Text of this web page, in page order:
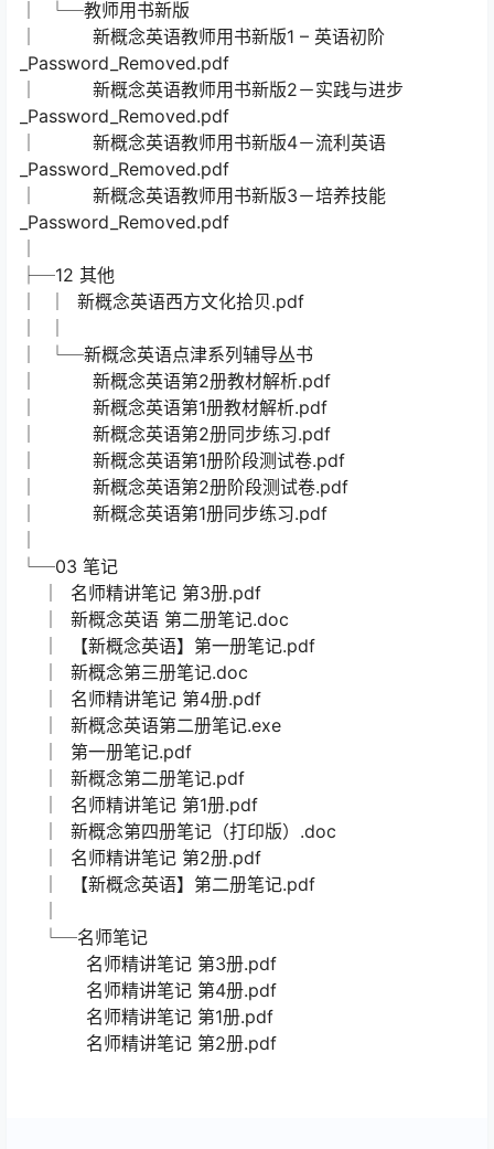
│ └─教师用书新版
│ 新概念英语教师用书新版1 – 英语初阶
_Password_Removed.pdf
│ 新概念英语教师用书新版2－实践与进步
_Password_Removed.pdf
│ 新概念英语教师用书新版4－流利英语
_Password_Removed.pdf
│ 新概念英语教师用书新版3－培养技能
_Password_Removed.pdf
├─12 其他
│ │ 新概念英语西方文化拾贝.pdf
│ └─新概念英语点津系列辅导丛书
│ 新概念英语第2册教材解析.pdf
│ 新概念英语第1册教材解析.pdf
│ 新概念英语第2册同步练习.pdf
│ 新概念英语第1册阶段测试卷.pdf
│ 新概念英语第2册阶段测试卷.pdf
│ 新概念英语第1册同步练习.pdf
└─03 笔记
│ 名师精讲笔记 第3册.pdf
│ 新概念英语 第二册笔记.doc
│ 【新概念英语】第一册笔记.pdf
│ 新概念第三册笔记.doc
│ 名师精讲笔记 第4册.pdf
│ 新概念英语第二册笔记.exe
│ 第一册笔记.pdf
│ 新概念第二册笔记.pdf
│ 名师精讲笔记 第1册.pdf
│ 新概念第四册笔记（打印版）.doc
│ 名师精讲笔记 第2册.pdf
│ 【新概念英语】第二册笔记.pdf
└─名师笔记
名师精讲笔记 第3册.pdf
名师精讲笔记 第4册.pdf
名师精讲笔记 第1册.pdf
名师精讲笔记 第2册.pdf